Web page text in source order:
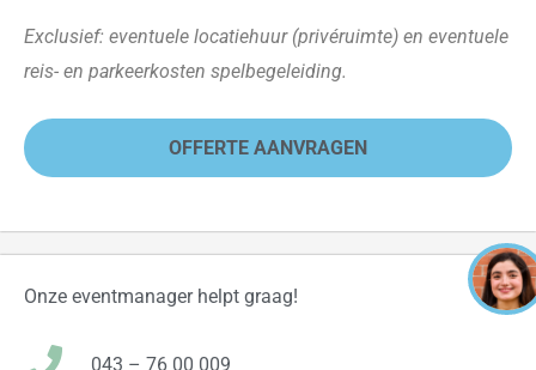
Exclusief: eventuele locatiehuur (privéruimte) en eventuele
reis- en parkeerkosten spelbegeleiding.
OFFERTE AANVRAGEN
Onze eventmanager helpt graag!
043 – 76 00 009